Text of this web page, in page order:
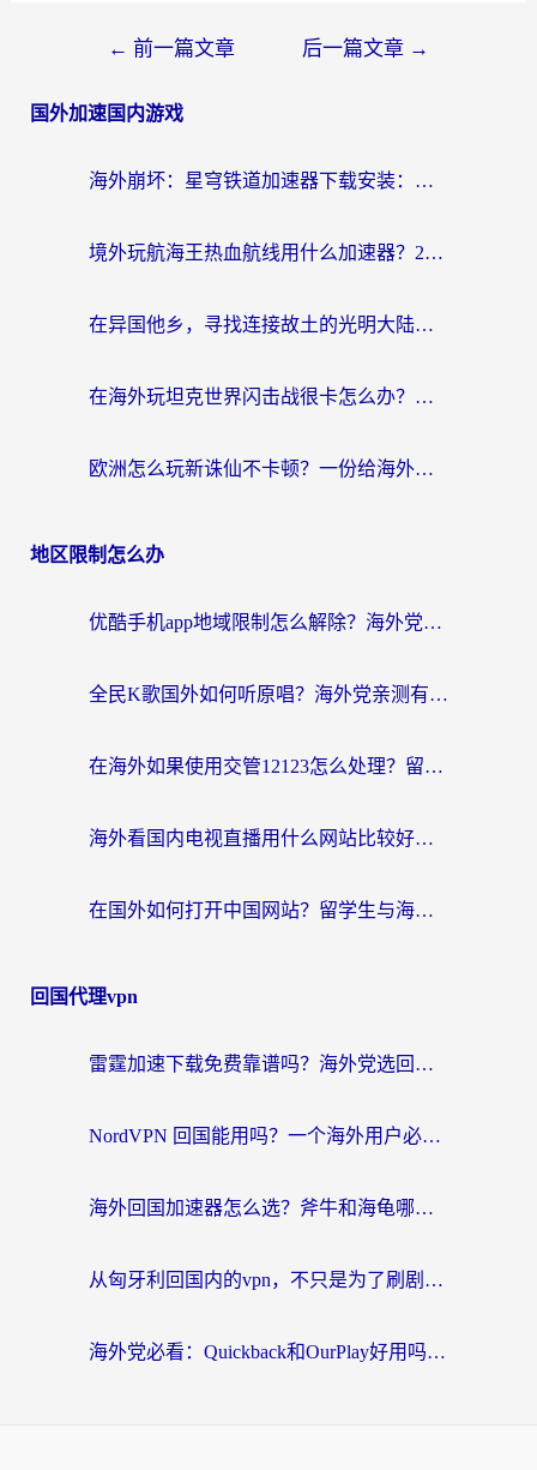
← 前一篇文章 后一篇文章 →
国外加速国内游戏
海外崩坏：星穹铁道加速器下载安装：一份给游子的终极网络指南
境外玩航海王热血航线用什么加速器？2026海外玩家实测最优方案（附欧洲问道堡垒前线加速技巧）
在异国他乡，寻找连接故土的光明大陆免费加速器
在海外玩坦克世界闪击战很卡怎么办？老玩家亲测有效的加速器选择指南
欧洲怎么玩新诛仙不卡顿？一份给海外游子的国服游戏畅玩指南
地区限制怎么办
优酷手机app地域限制怎么解除？海外党亲测有效的追剧方案
全民K歌国外如何听原唱？海外党亲测有效的回国加速器选择指南
在海外如果使用交管12123怎么处理？留学生亲测有效的回国加速方案
海外看国内电视直播用什么网站比较好？一篇解决你所有追剧难题的实用指南
在国外如何打开中国网站？留学生与海外华人的无缝访问指南
回国代理vpn
雷霆加速下载免费靠谱吗？海外党选回国加速器的避坑指南（附热门工具对比）
NordVPN 回国能用吗？一个海外用户必须面对的真实困境
海外回国加速器怎么选？斧牛和海龟哪个好？一篇帮你避开坑的实用指南
从匈牙利回国内的vpn，不只是为了刷剧那么简单
海外党必看：Quickback和OurPlay好用吗？3分钟选对回国加速器，无缝刷剧玩游戏